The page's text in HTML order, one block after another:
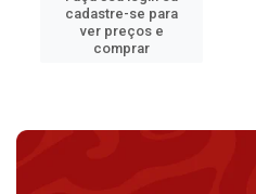
cadastre-se para
ver preços e
comprar